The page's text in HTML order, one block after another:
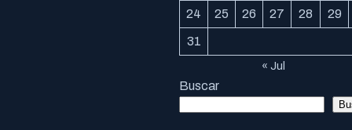
24 25 26 27 28 29
31
« Jul
Buscar